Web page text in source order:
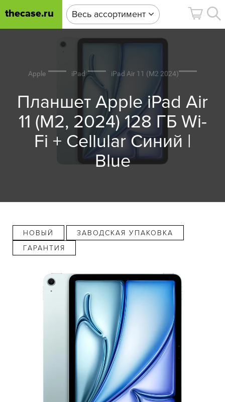
thecase.ru Весь ассортимент
Apple iPad iPad Air 11 (M2 2024)
Планшет Apple iPad Air
11 (M2, 2024) 128 ГБ Wi-
Fi + Cellular Синий |
Blue
НОВЫЙ
ЗАВОДСКАЯ УПАКОВКА
ГАРАНТИЯ